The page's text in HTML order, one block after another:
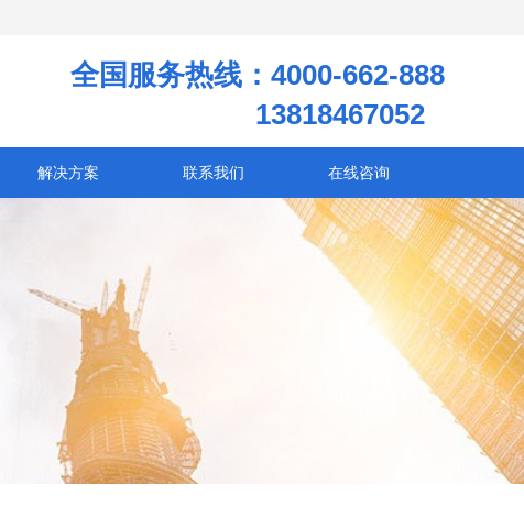
全国服务热线：4000-662-888
13818467052
解决方案 联系我们 在线咨询